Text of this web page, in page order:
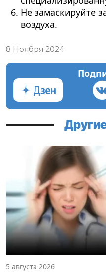
Не замаскируйте
воздуха.
8 Ноября 2024
5 августа 2026